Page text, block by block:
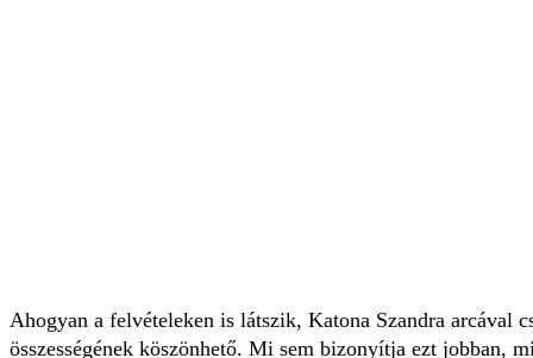
Ahogyan a felvételeken is látszik, Katona Szandra arcával
összességének köszönhető. Mi sem bizonyítja ezt jobban,